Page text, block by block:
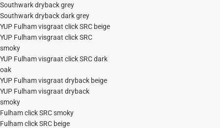
Southwark dryback grey
Southwark dryback dark grey
YUP Fulham visgraat click SRC beige
YUP Fulham visgraat click SRC
smoky
YUP Fulham visgraat click SRC dark
oak
YUP Fulham visgraat dryback beige
YUP Fulham visgraat dryback
smoky
Fulham click SRC smoky
Fulham click SRC beige